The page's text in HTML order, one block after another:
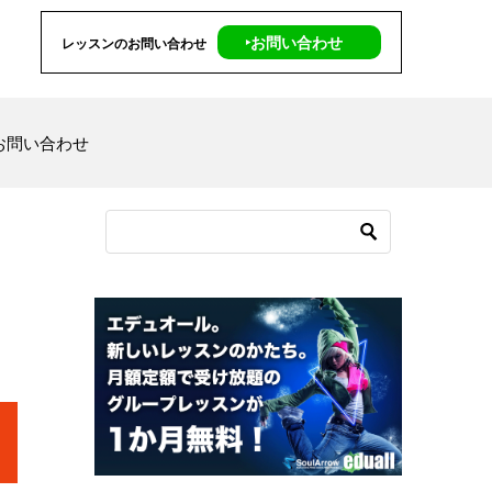
レッスンのお問い合わせ ‣お問い合わせ
問い合わせ